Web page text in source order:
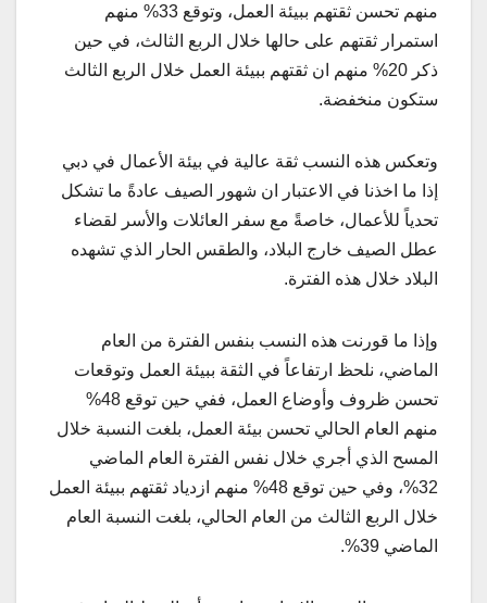
منهم تحسن ثقتهم ببيئة العمل، وتوقع 33% منهم
استمرار ثقتهم على حالها خلال الربع الثالث، في حين
ذكر 20% منهم ان ثقتهم ببيئة العمل خلال الربع الثالث
ستكون منخفضة.
وتعكس هذه النسب ثقة عالية في بيئة الأعمال في دبي
إذا ما اخذنا في الاعتبار ان شهور الصيف عادةً ما تشكل
تحدياً للأعمال، خاصةً مع سفر العائلات والأسر لقضاء
عطل الصيف خارج البلاد، والطقس الحار الذي تشهده
البلاد خلال هذه الفترة.
وإذا ما قورنت هذه النسب بنفس الفترة من العام
الماضي، نلحظ ارتفاعاً في الثقة ببيئة العمل وتوقعات
تحسن ظروف وأوضاع العمل، ففي حين توقع 48%
منهم العام الحالي تحسن بيئة العمل، بلغت النسبة خلال
المسح الذي أجري خلال نفس الفترة العام الماضي
32%، وفي حين توقع 48% منهم ازدياد ثقتهم ببيئة العمل
خلال الربع الثالث من العام الحالي، بلغت النسبة العام
الماضي 39%.